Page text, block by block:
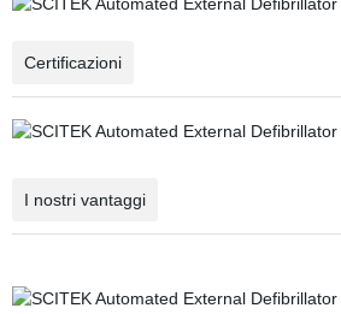
Certificazioni
I nostri vantaggi